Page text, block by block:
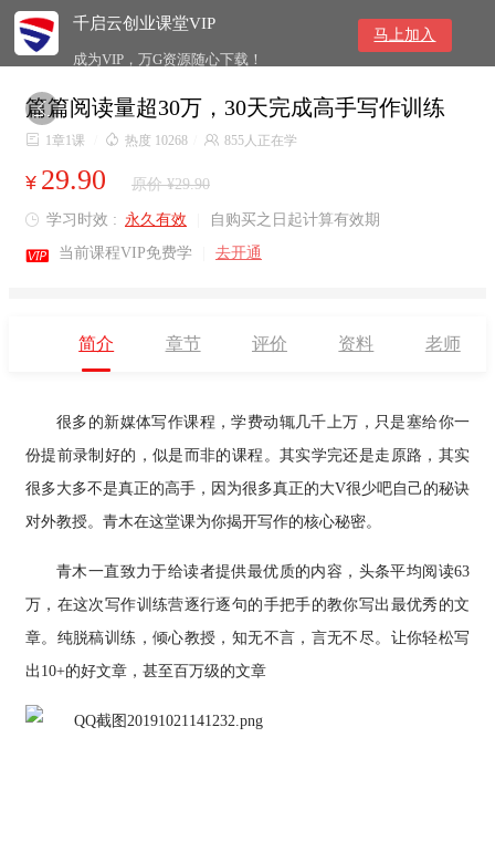
千启云创业课堂VIP
成为VIP，万G资源随心下载！
马上加入

篇篇阅读量超30万，30天完成高手写作训练
 1章1课  热度 10268  855人正在学
¥ 29.90 原价 ¥29.90
 学习时效 : 永久有效 自购买之日起计算有效期
 当前课程VIP免费学 去开通
简介 章节 评价 资料 老师
很多的新媒体写作课程，学费动辄几千上万，只是塞给你一
份提前录制好的，似是而非的课程。其实学完还是走原路，其实
很多大多不是真正的高手，因为很多真正的大V很少吧自己的秘诀
对外教授。青木在这堂课为你揭开写作的核心秘密。
青木一直致力于给读者提供最优质的内容，头条平均阅读63
万，在这次写作训练营逐行逐句的手把手的教你写出最优秀的文
章。纯脱稿训练，倾心教授，知无不言，言无不尽。让你轻松写
出10+的好文章，甚至百万级的文章